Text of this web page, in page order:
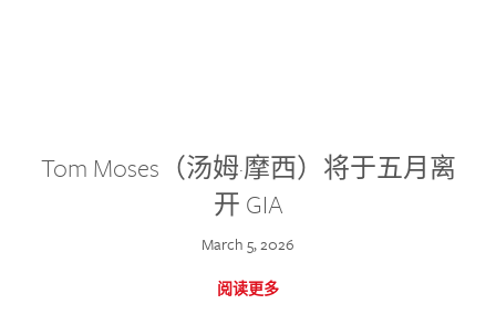
Tom Moses（汤姆·摩西）将于五月离
开 GIA
March 5, 2026
阅读更多